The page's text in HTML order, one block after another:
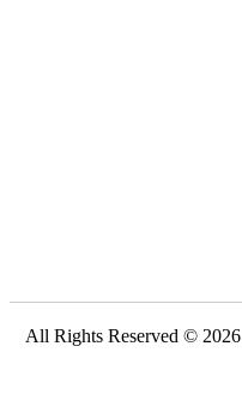
All Rights Reserved © 2026